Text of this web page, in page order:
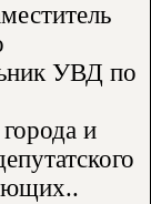
УВД по
и